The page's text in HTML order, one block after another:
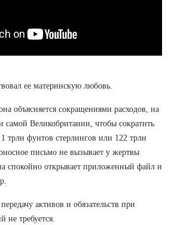
ее материнскую любовь.
объясняется сокращениями расходов, на
самой Великобритании, чтобы сократить
трлн фунтов стерлингов или 122 трлн
письмо не вызывает у жертвы
спокойно открывает приложенный файл и
активов и обязательств при
не требуется.